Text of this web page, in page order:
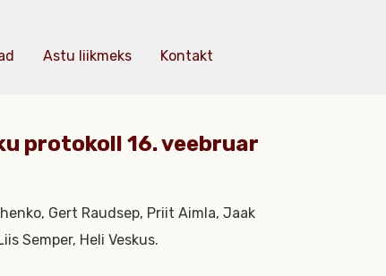
Astu liikmeks Kontakt
protokoll 16. veebruar
Gert Raudsep, Priit Aimla, Jaak
Semper, Heli Veskus.